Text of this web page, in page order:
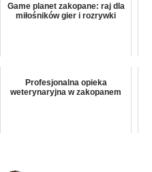
Game planet zakopane: raj dla
miłośników gier i rozrywki
Profesjonalna opieka
weterynaryjna w zakopanem